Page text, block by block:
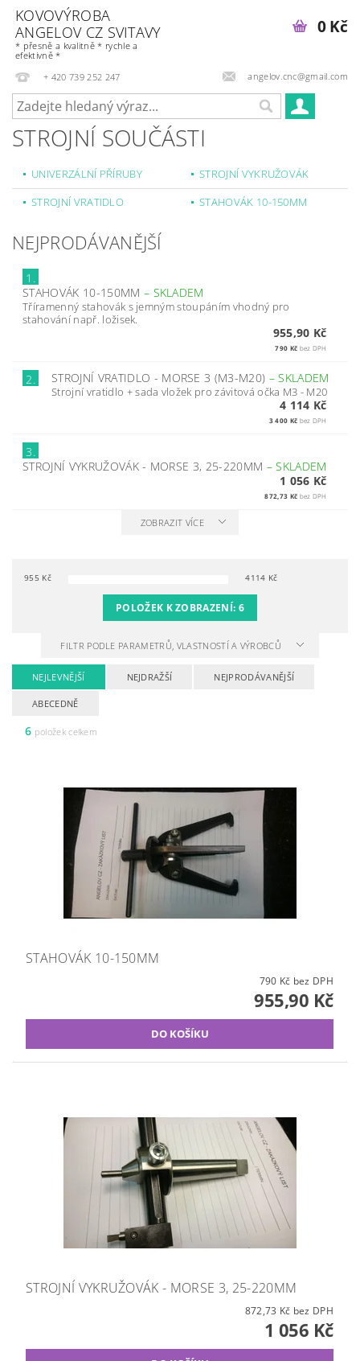
KOVOVÝROBA
ANGELOV CZ SVITAVY
* přesně a kvalitně * rychle a
efektivně *
+ 420 739 252 247
angelov.cnc@gmail.com
0 Kč
STROJNÍ SOUČÁSTI
UNIVERZÁLNÍ PŘÍRUBY
STROJNÍ VYKRUŽOVÁK
STROJNÍ VRATIDLO
STAHOVÁK 10-150MM
NEJPRODÁVANĚJŠÍ
1.
STAHOVÁK 10-150MM – SKLADEM
Tříramenný stahovák s jemným stoupáním vhodný pro
stahování např. ložisek.
955,90 Kč
790 Kč bez DPH
2. STROJNÍ VRATIDLO - MORSE 3 (M3-M20) – SKLADEM
Strojní vratidlo + sada vložek pro závitová očka M3 - M20
4 114 Kč
3 400 Kč bez DPH
3.
STROJNÍ VYKRUŽOVÁK - MORSE 3, 25-220MM – SKLADEM
1 056 Kč
872,73 Kč bez DPH
ZOBRAZIT VÍCE
955 Kč 4114 Kč
POLOŽEK K ZOBRAZENÍ: 6
FILTR PODLE PARAMETRŮ, VLASTNOSTÍ A VÝROBCŮ
NEJLEVNĚJŠÍ NEJDRAŽŠÍ NEJPRODÁVANĚJŠÍ
ABECEDNĚ
6 položek celkem
STAHOVÁK 10-150MM
790 Kč bez DPH
955,90 Kč
STROJNÍ VYKRUŽOVÁK - MORSE 3, 25-220MM
872,73 Kč bez DPH
1 056 Kč